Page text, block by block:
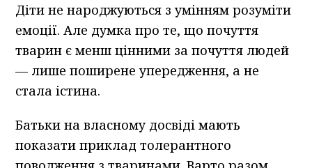
Діти не народжуються з умінням розуміти
емоції. Але думка про те, що почуття
тварин є менш цінними за почуття людей
— лише поширене упередження, а не
стала істина.
Батьки на власному досвіді мають
показати приклад толерантного